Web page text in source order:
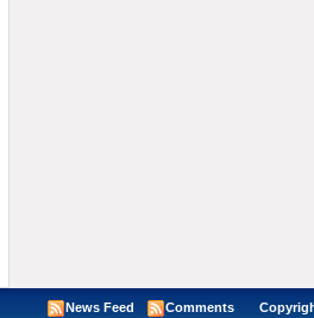
News Feed Comments Copyright